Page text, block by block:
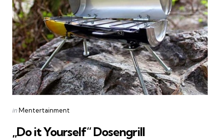
Categories
Posted
inMentertainment
„Do it Yourself“ Dosengrill